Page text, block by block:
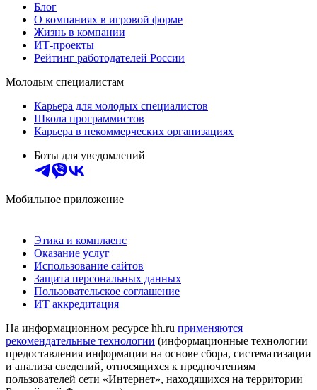
Блог
О компаниях в игровой форме
Жизнь в компании
ИТ-проекты
Рейтинг работодателей России
Молодым специалистам
Карьера для молодых специалистов
Школа программистов
Карьера в некоммерческих организациях
Боты для уведомлений
Мобильное приложение
Этика и комплаенс
Оказание услуг
Использование сайтов
Защита персональных данных
Пользовательское соглашение
ИТ аккредитация
На информационном ресурсе hh.ru применяются
рекомендательные технологии (информационные технологии
предоставления информации на основе сбора, систематизации
и анализа сведений, относящихся к предпочтениям
пользователей сети «Интернет», находящихся на территории